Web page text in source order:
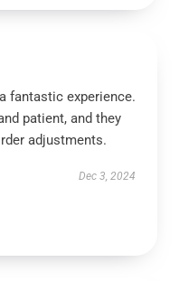
fantastic experience.
patient, and they
adjustments.
Dec 3, 2024